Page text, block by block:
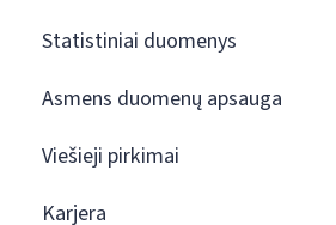
Statistiniai duomenys
Asmens duomenų apsauga
Viešieji pirkimai
Karjera